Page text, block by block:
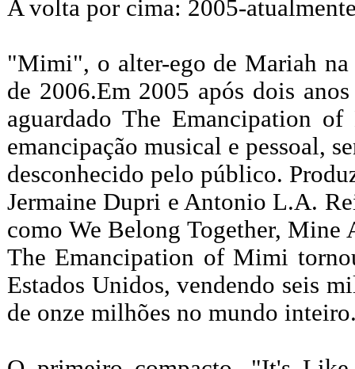
A volta por cima: 2005-
"Mimi", o alter-ego de Mariah
de 2006.Em 2005 após dois
aguardado The Emancipation
emancipação musical e pessoal,
desconhecido pelo público.
Jermaine Dupri e Antonio L.A.
como We Belong Together,
The Emancipation of Mimi
Estados Unidos, vendendo seis
de onze milhões no mundo